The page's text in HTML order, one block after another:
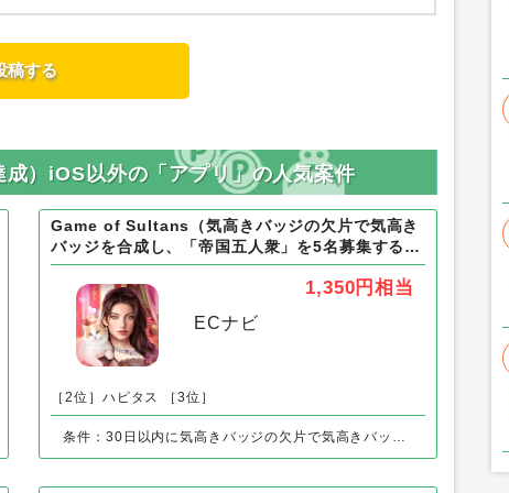
）iOS以外の「アプリ」の人気案件
Game of Sultans（気高きバッジの欠片で気高き
バッジを合成し、「帝国五人衆」を5名募集する）
Android
ECナビ